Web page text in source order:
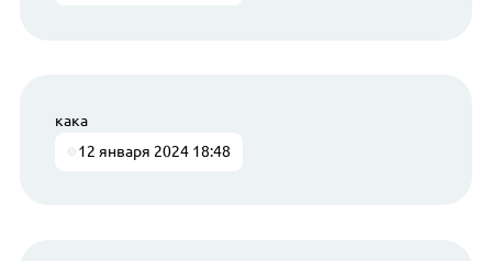
кака
12 января 2024 18:48